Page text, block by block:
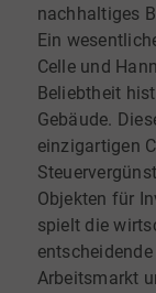
nachhaltiges
Ein
Celle und
Beliebtheit
Gebäude.
einzigartigen
Objekten für
spielt die
Arbeitsmarkt